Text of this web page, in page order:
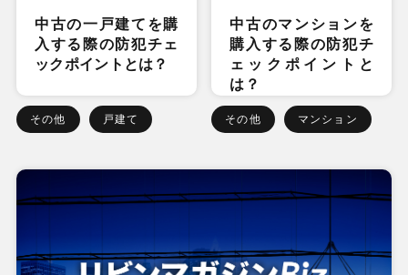
中古の一戸建てを購
入する際の防犯チェ
ックポイントとは？
その他 戸建て
中古のマンションを
購入する際の防犯チ
ェックポイントと
は？
その他 マンション